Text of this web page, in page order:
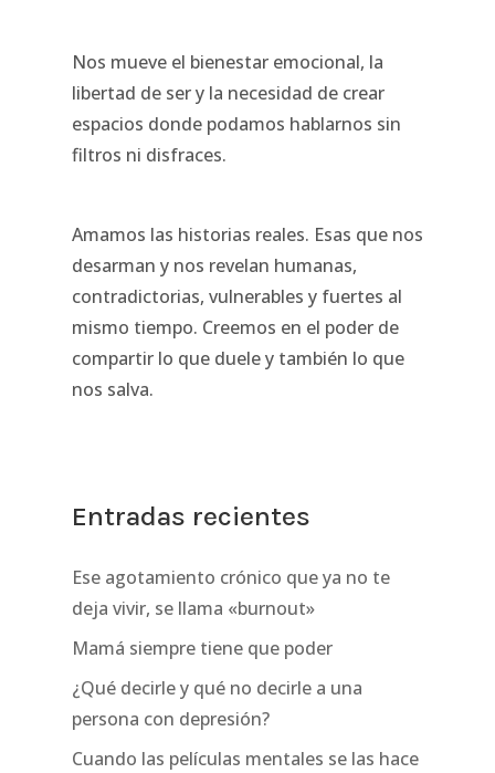
Nos mueve el bienestar emocional, la
libertad de ser y la necesidad de crear
espacios donde podamos hablarnos sin
filtros ni disfraces.
Amamos las historias reales. Esas que nos
desarman y nos revelan humanas,
contradictorias, vulnerables y fuertes al
mismo tiempo. Creemos en el poder de
compartir lo que duele y también lo que
nos salva.
Entradas recientes
Ese agotamiento crónico que ya no te
deja vivir, se llama «burnout»
Mamá siempre tiene que poder
¿Qué decirle y qué no decirle a una
persona con depresión?
Cuando las películas mentales se las hace